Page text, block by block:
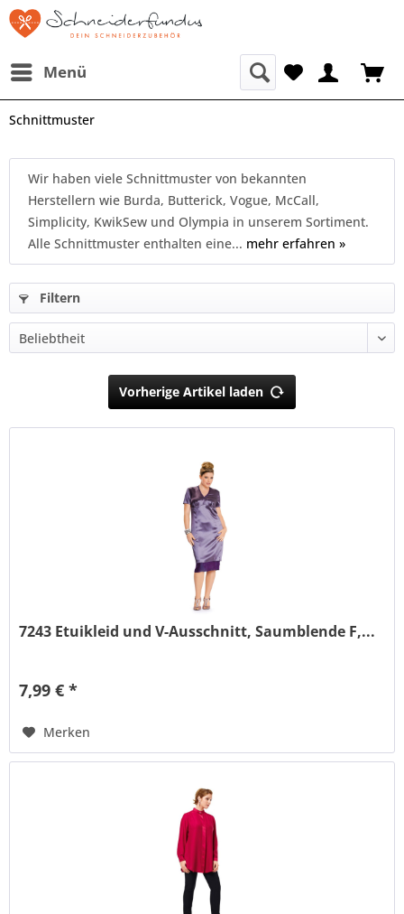
Menü
Schnittmuster
Wir haben viele Schnittmuster von bekannten
Herstellern wie Burda, Butterick, Vogue, McCall,
Simplicity, KwikSew und Olympia in unserem Sortiment.
Alle Schnittmuster enthalten eine... mehr erfahren »
Filtern
Vorherige Artikel laden
7243 Etuikleid und V-Ausschnitt, Saumblende F,...
7,99 € *
Merken